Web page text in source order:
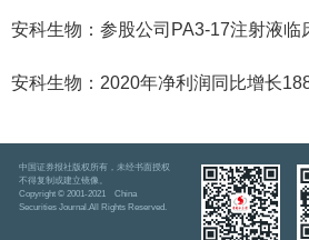
安科生物：参股公司PA3-17注射液临
安科生物：2020年净利润同比增长
中国证券报社版权所有，未经书面授权
不得复制或建立镜像。
Copyright © 2001-2021 China
Securities Journal.All Rights Reserved.